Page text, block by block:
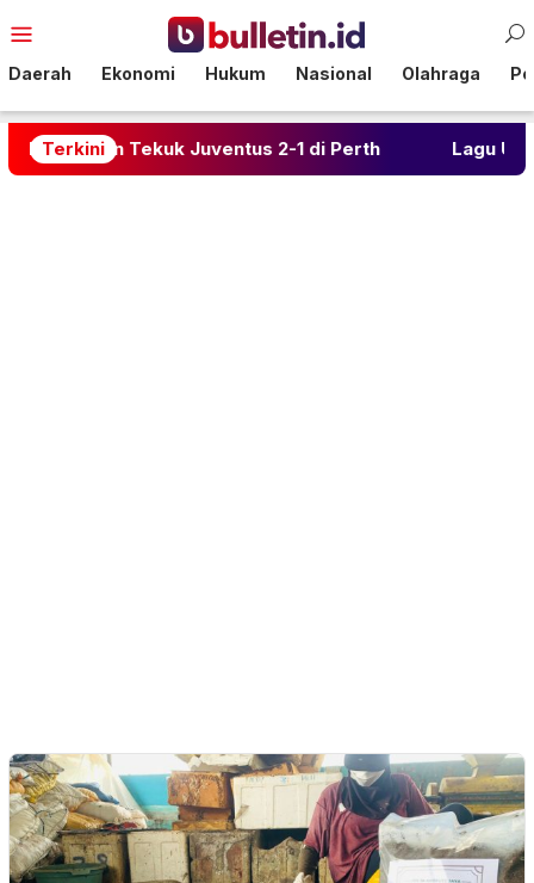
ke
Mobile
Daerah Ekonomi Hukum Nasional Olahraga
Terkini
Milan Tekuk Juventus 2-1 di Perth Lagu Ungu